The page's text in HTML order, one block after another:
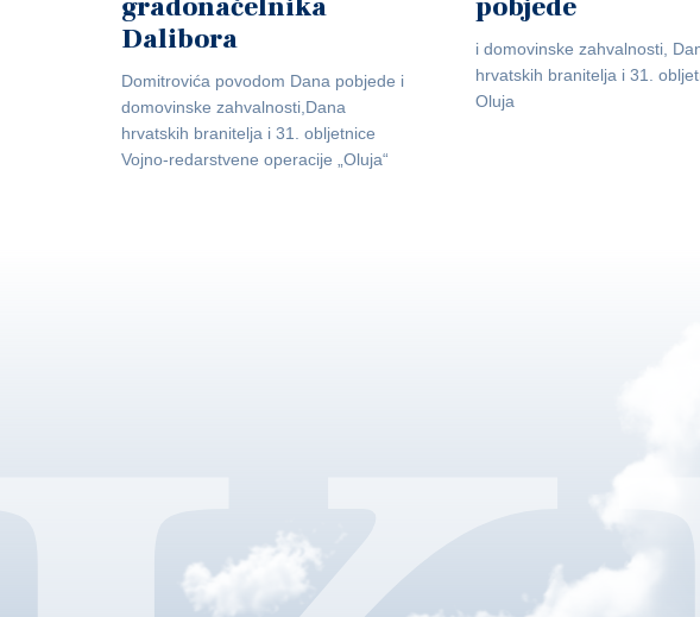
gradonačelnika
Dalibora
Domitrovića povodom Dana pobjede i
domovinske zahvalnosti,Dana
hrvatskih branitelja i 31. obljetnice
Vojno-redarstvene operacije „Oluja“
pobjede
i domovinske zahvalnosti,
hrvatskih branitelja i 31.
Oluja